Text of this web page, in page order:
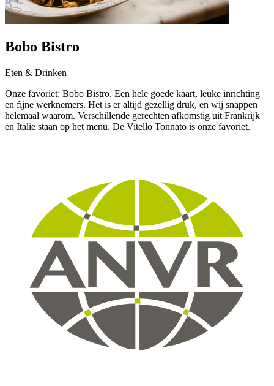
Bobo Bistro
Eten & Drinken
Onze favoriet: Bobo Bistro. Een hele goede kaart, leuke inrichting
en fijne werknemers. Het is er altijd gezellig druk, en wij snappen
helemaal waarom. Verschillende gerechten afkomstig uit Frankrijk
en Italie staan op het menu. De Vitello Tonnato is onze favoriet.